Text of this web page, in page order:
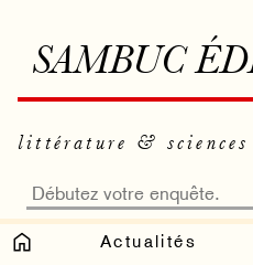
SAMBUC
littérature & sciences
Actualités